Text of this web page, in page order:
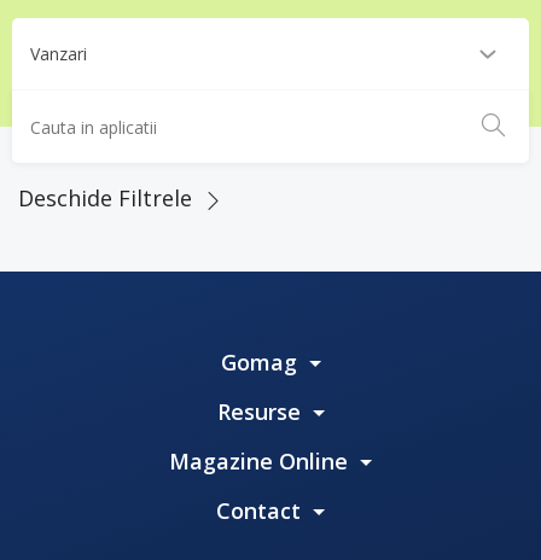
Deschide Filtrele
Gomag
Resurse
Magazine Online
Contact